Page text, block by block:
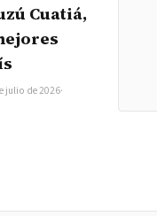
Cuatiá,
julio de 2026·